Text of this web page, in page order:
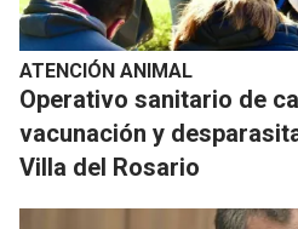
ATENCIÓN ANIMAL
Operativo sanitario de
vacunación y
Villa del Rosario